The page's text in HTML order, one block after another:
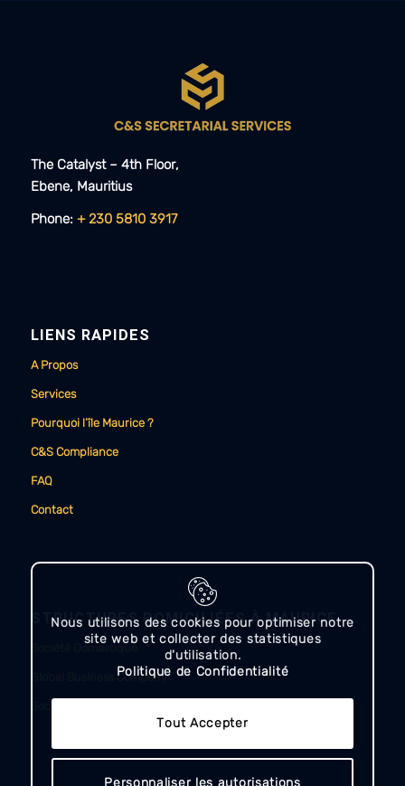
The Catalyst – 4th Floor,
Ebene, Mauritius​​
Phone: + 230 5810 3917
LIENS RAPIDES
A Propos
Services
Pourquoi l’île Maurice ?
C&S Compliance
FAQ
Contact
STRUCTURES DOMICILIÉES À MAURICE
Société Domestique
Global Business Company
Nous utilisons des cookies pour optimiser notre
site web et collecter des statistiques
d'utilisation.
Politique de Confidentialité
Tout Accepter